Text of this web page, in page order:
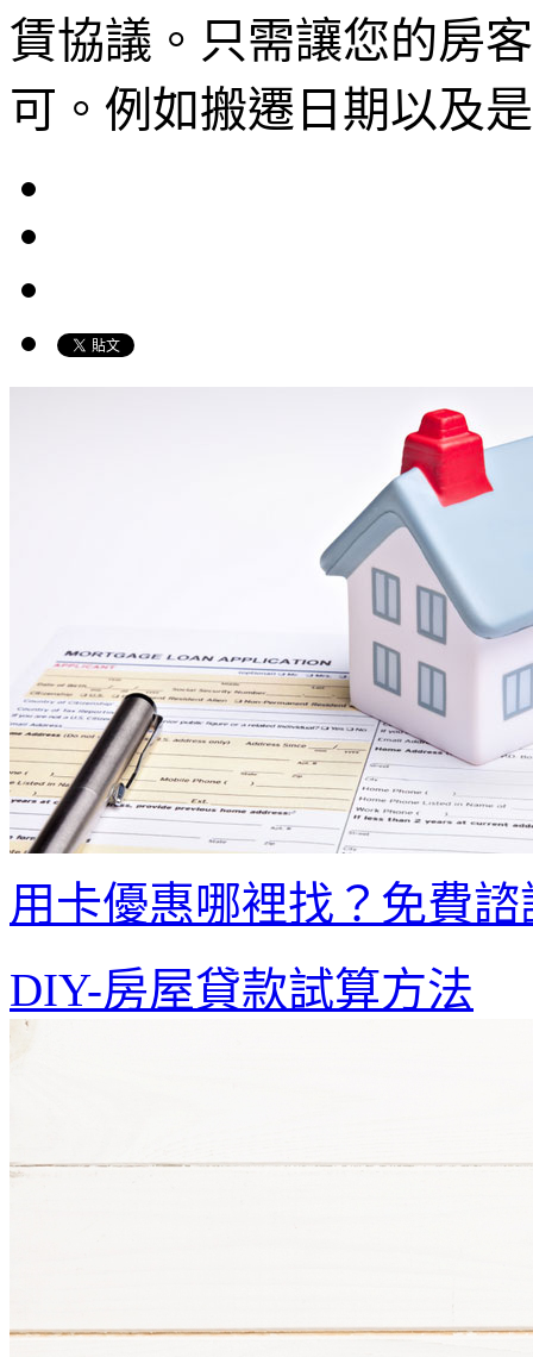
賃協議。只需讓您的房
可。例如搬遷日期以及
用卡優惠哪裡找？免費
DIY-房屋貸款試算方法